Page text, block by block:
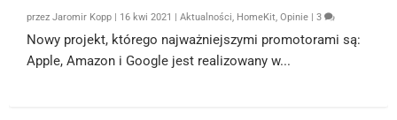
przezJaromir Kopp | 16 kwi 2021 |Aktualności, HomeKit,Opinie |3
Nowy projekt, którego najważniejszymi promotorami są:
Apple, Amazon i Google jest realizowany w...